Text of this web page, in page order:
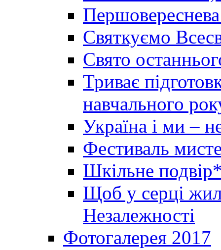
Святкуємо
Свято
Триває
навчального
Україна і ми –
Фестиваль
Шкільне
Щоб у серці
Незалежності
Фотогалерея 2017